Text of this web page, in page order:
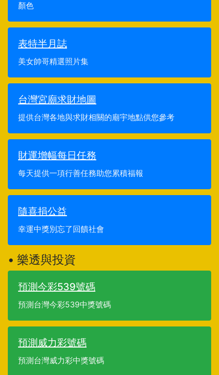
顏色
表特半月誌
美女帥哥精選照片集
台灣宮廟求財地圖
提供台灣各地與求財相關的廟宇地點供您參考
財運增幅每日任務
每天提供一項行善任務助您累積福報
隨喜捐公益
幸運中獎別忘了回饋社會
• 樂透與投資
預測今彩539號碼
預測台灣今彩539中獎號碼
預測威力彩號碼
預測台灣威力彩中獎號碼